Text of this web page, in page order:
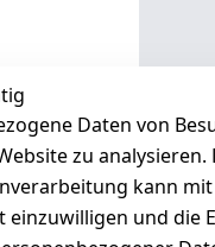
Daten von
zu
kann
und die